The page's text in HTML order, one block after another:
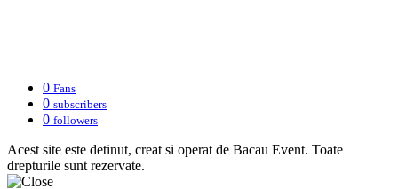
0 Fans
0 subscribers
0 followers
Acest site este detinut, creat si operat de Bacau Event. Toate
drepturile sunt rezervate.